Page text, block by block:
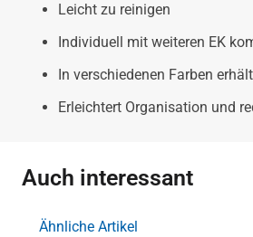
Leicht zu reinigen
Individuell mit weiteren EK
In verschiedenen Farben
Erleichtert Organisation und
Auch interessant
Ähnliche Artikel